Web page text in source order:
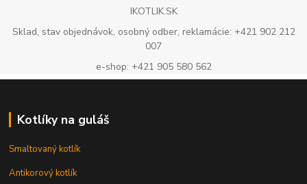
IKOTLIK.SK
Sklad, stav objednávok, osobný odber, reklamácie: +421 902 212
007
e-shop: +421 905 580 562
Kotlíky na guláš
Smaltovaný kotlík
Antikorový kotlík